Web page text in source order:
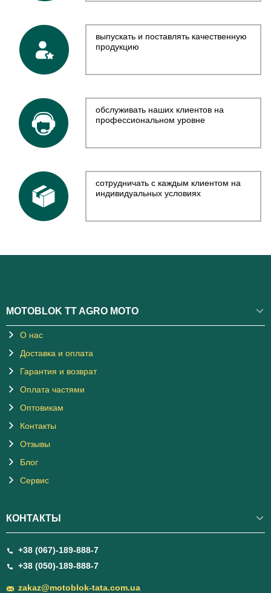
выпускать и поставлять качественную
продукцию
обслуживать наших клиентов на
профессиональном уровне
сотрудничать с каждым клиентом на
индивидуальных условиях
MOTOBLOK TT AGRO MOTO
О нас
Доставка и оплата
Гарантия и возврат
Оплата частями
Оптовикам
Контакты
Отзывы
Блог
Сервис
КОНТАКТЫ
+38 (067)-189-888-7
+38 (050)-189-888-7
zakaz@motoblok-tata.com.ua